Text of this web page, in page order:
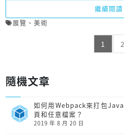
繼續閱讀
展覽 、 美術
1 2
隨機文章
如何用Webpack來打包
頁和任意檔案？
2019 年 8 月 20 日